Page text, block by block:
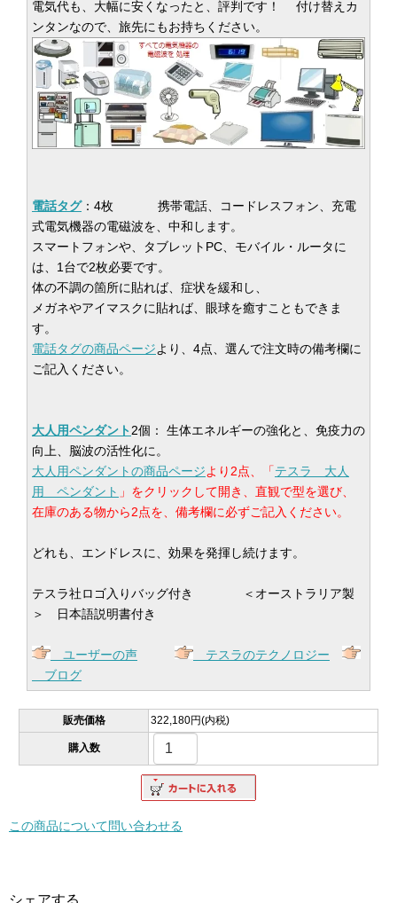
電気代も、大幅に安くなったと、評判です！ 付け替えカ
ンタンなので、旅先にもお持ちください。
電話タグ：4枚 携帯電話、コードレスフォン、充電
式電気機器の電磁波を、中和します。
スマートフォンや、タブレットPC、モバイル・ルータに
は、1台で2枚必要です。
体の不調の箇所に貼れば、症状を緩和し、
メガネやアイマスクに貼れば、眼球を癒すこともできま
す。
電話タグの商品ページより、4点、選んで注文時の備考欄に
ご記入ください。
大人用ペンダント2個： 生体エネルギーの強化と、免疫力の
向上、脳波の活性化に。
大人用ペンダントの商品ページより2点、「テスラ 大人
用 ペンダント 」をクリックして開き、直観で型を選び、
在庫のある物から2点を、備考欄に必ずご記入ください。
どれも、エンドレスに、効果を発揮し続けます。
テスラ社ロゴ入りバッグ付き ＜オーストラリア製
＞ 日本語説明書付き
ユーザーの声
テスラのテクノロジー
ブログ
販売価格 322,180円(内税)
購入数
この商品について問い合わせる
シェアする